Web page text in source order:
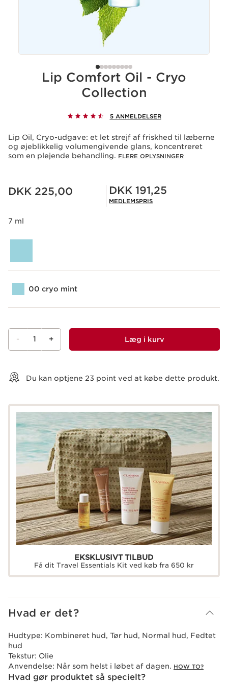
Lip Comfort Oil - Cryo
Collection
5 ANMELDELSER
Lip Oil, Cryo-udgave: et let strejf af friskhed til læberne
og øjeblikkelig volumengivende glans, koncentreret
som en plejende behandling. FLERE OPLYSNINGER
Nuværende pris DKK 225,00
DKK 225,00 Medlemspris DKK 191,25
DKK 191,25
MEDLEMSPRIS
7 ml
00 cryo mint
- 1 + Læg i kurv
Du kan optjene 23 point ved at købe dette produkt.
EKSKLUSIVT TILBUD
Få dit Travel Essentials Kit ved køb fra 650 kr
Hvad er det?
Hudtype: Kombineret hud, Tør hud, Normal hud, Fedtet
hud
Tekstur: Olie
Anvendelse: Når som helst i løbet af dagen. HOW TO?
Hvad gør produktet så specielt?